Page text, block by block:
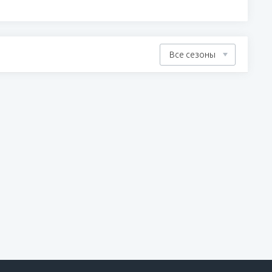
Все сезоны